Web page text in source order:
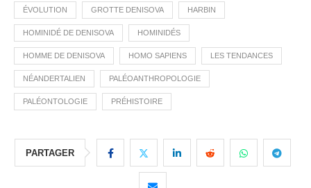
ÉVOLUTION GROTTE DENISOVA HARBIN
HOMINIDÉ DE DENISOVA HOMINIDÉS
HOMME DE DENISOVA HOMO SAPIENS LES TENDANCES
NÉANDERTALIEN PALÉOANTHROPOLOGIE
PALÉONTOLOGIE PRÉHISTOIRE
PARTAGER